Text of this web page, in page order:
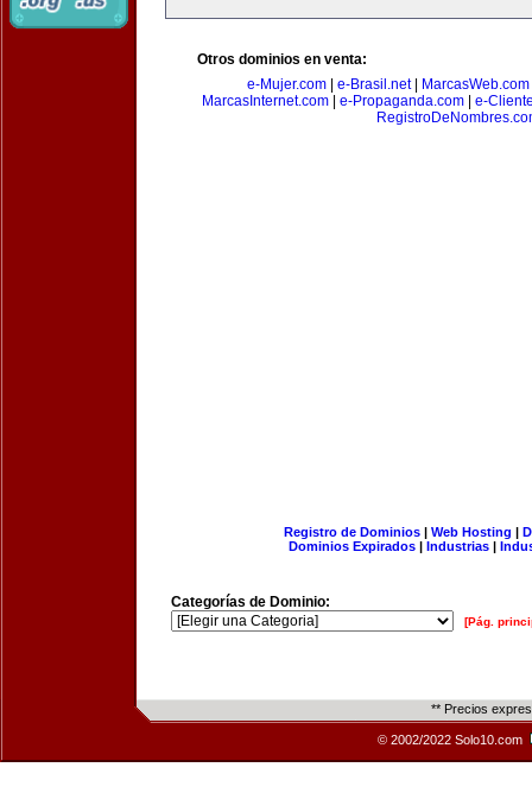
Otros dominios en venta:
e-Mujer.com| e-Brasil.net| MarcasWeb.com
MarcasInternet.com| e-Propaganda.com| e-
Registro de Dominios| Web Hosting |
Dominios Expirados | Industrias |
Categorías de Dominio:
[Pág.
** Precios
© 2002/2022 Solo10.com